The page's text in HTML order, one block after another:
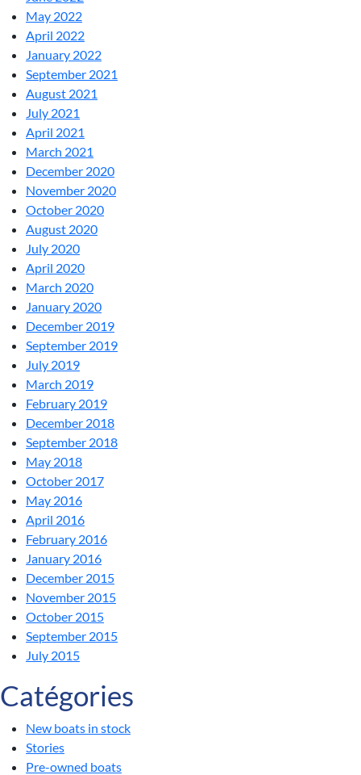
May 2022
April 2022
January 2022
September 2021
August 2021
July 2021
April 2021
March 2021
December 2020
November 2020
October 2020
August 2020
July 2020
April 2020
March 2020
January 2020
December 2019
September 2019
July 2019
March 2019
February 2019
December 2018
September 2018
May 2018
October 2017
May 2016
April 2016
February 2016
January 2016
December 2015
November 2015
October 2015
September 2015
July 2015
Catégories
New boats in stock
Stories
Pre-owned boats